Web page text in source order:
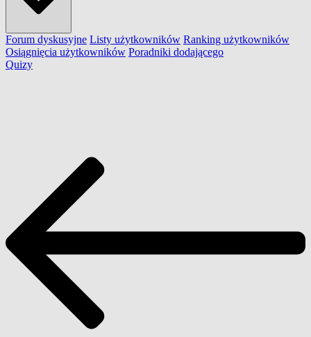
Forum dyskusyjne Listy użytkowników Ranking użytkowników
Osiągnięcia użytkowników Poradniki dodającego
Quizy